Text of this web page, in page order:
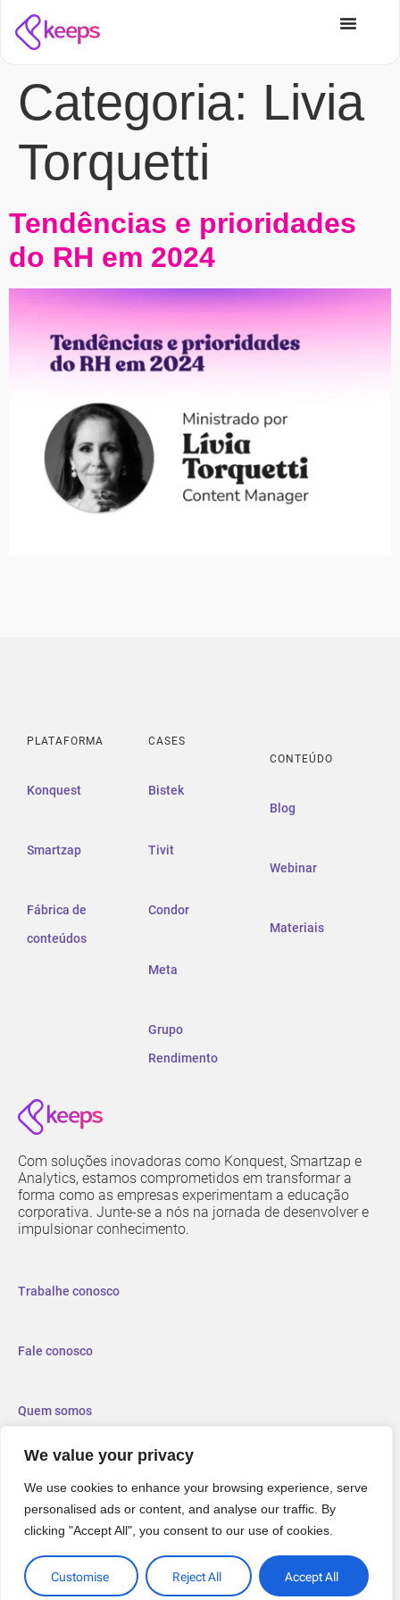
We value your privacy
We use cookies to enhance your browsing experience, serve
personalised ads or content, and analyse our traffic. By
clicking "Accept All", you consent to our use of cookies.
Customise Reject All Accept All
Categoria: Livia
Torquetti
Tendências e prioridades
do RH em 2024
PLATAFORMA
Konquest
Smartzap
Fábrica de
conteúdos
CASES
Bistek
Tivit
Condor
Meta
Grupo
Rendimento
CONTEÚDO
Blog
Webinar
Materiais
Com soluções inovadoras como Konquest, Smartzap e
Analytics, estamos comprometidos em transformar a
forma como as empresas experimentam a educação
corporativa. Junte-se a nós na jornada de desenvolver e
impulsionar conhecimento.
Trabalhe conosco
Fale conosco
Quem somos
Políticas de Privacidade © 2006-2025 Keeps